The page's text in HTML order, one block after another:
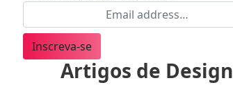
Inscreva-se
Artigos de Design